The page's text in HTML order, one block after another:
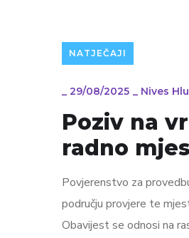
NATJEČAJI
_ 29/08/2025 _ Nives
Poziv na
radno
Povjerenstvo za
području provjere te
Obavijest se odnosi na